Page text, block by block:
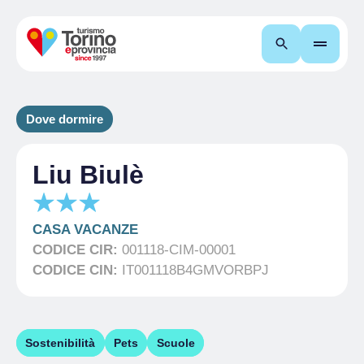
Cerca
Dove dormire
Liu Biulè
CASA VACANZE
CODICE CIR: 001118-CIM-00001
CODICE CIN: IT001118B4GMVORBPJ
Sostenibilità Pets Scuole